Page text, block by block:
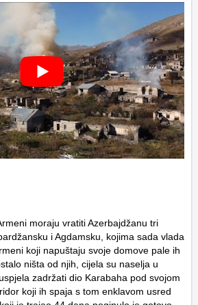
moraju vratiti Azerbajdžanu tri
i Agdamsku, kojima sada vlada
koji napuštaju svoje domove pale ih
ništa od njih, cijela su naselja u
zadržati dio Karabaha pod svojom
koji ih spaja s tom enklavom usred